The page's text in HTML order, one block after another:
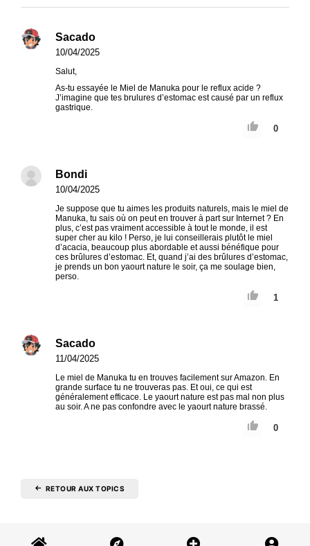
Sacado
10/04/2025
Salut,
As-tu essayée le Miel de Manuka pour le reflux acide ?
J’imagine que tes brulures d’estomac est causé par un reflux
gastrique.
0
Bondi
10/04/2025
Je suppose que tu aimes les produits naturels, mais le miel de
Manuka, tu sais où on peut en trouver à part sur Internet ? En
plus, c’est pas vraiment accessible à tout le monde, il est
super cher au kilo ! Perso, je lui conseillerais plutôt le miel
d’acacia, beaucoup plus abordable et aussi bénéfique pour
ces brûlures d’estomac. Et, quand j’ai des brûlures d’estomac,
je prends un bon yaourt nature le soir, ça me soulage bien,
perso.
1
Sacado
11/04/2025
Le miel de Manuka tu en trouves facilement sur Amazon. En
grande surface tu ne trouveras pas. Et oui, ce qui est
généralement efficace. Le yaourt nature est pas mal non plus
au soir. A ne pas confondre avec le yaourt nature brassé.
0
RETOUR AUX TOPICS